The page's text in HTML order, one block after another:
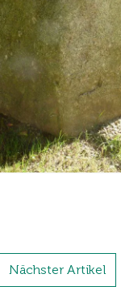
Nächster Artikel